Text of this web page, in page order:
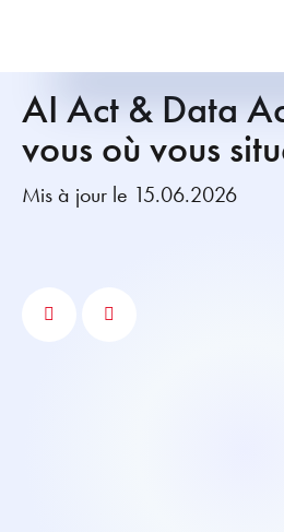
AI Act & Data
vous où vous
Mis à jour le 15.06.2026